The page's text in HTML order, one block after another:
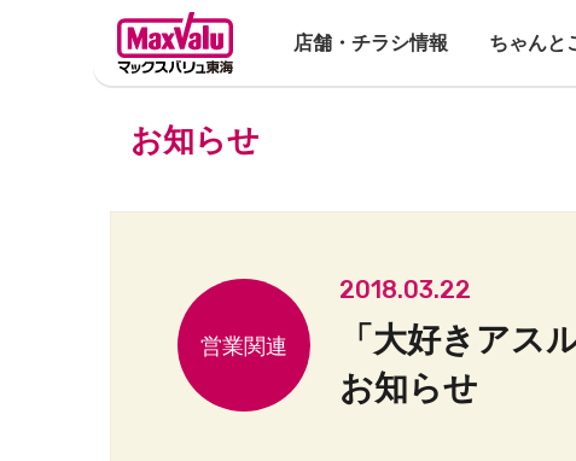
店舗・チラシ情報 ちゃんと
お知らせ
2018.03.22
「大好きアス
お知らせ